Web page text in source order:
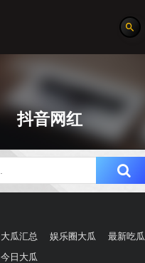
抖音网红
吃瓜分类速览
大瓜汇总 娱乐圈大瓜 最新吃瓜
今日大瓜